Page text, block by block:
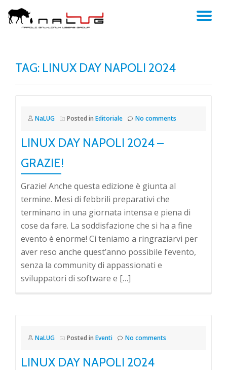
Skip
TAG: LINUX DAY NAPOLI 2024
NaLUG Posted in Editoriale No comments
LINUX DAY NAPOLI 2024 –
GRAZIE!
Grazie! Anche questa edizione è giunta al
termine. Mesi di febbrili preparativi che
terminano in una giornata intensa e piena di
cose da fare. La soddisfazione che si ha a fine
evento è enorme! Ci teniamo a ringraziarvi per
aver reso anche quest’anno possibile l’evento,
senza la community di appassionati e
sviluppatori di software e […]
NaLUG Posted in Eventi No comments
LINUX DAY NAPOLI 2024